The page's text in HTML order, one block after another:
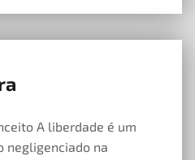
A liberdade é um
negligenciado na